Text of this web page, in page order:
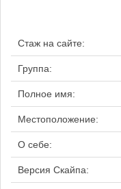
Стаж на сайте:
Группа:
Полное имя:
Местоположение:
О себе:
Версия Скайпа: